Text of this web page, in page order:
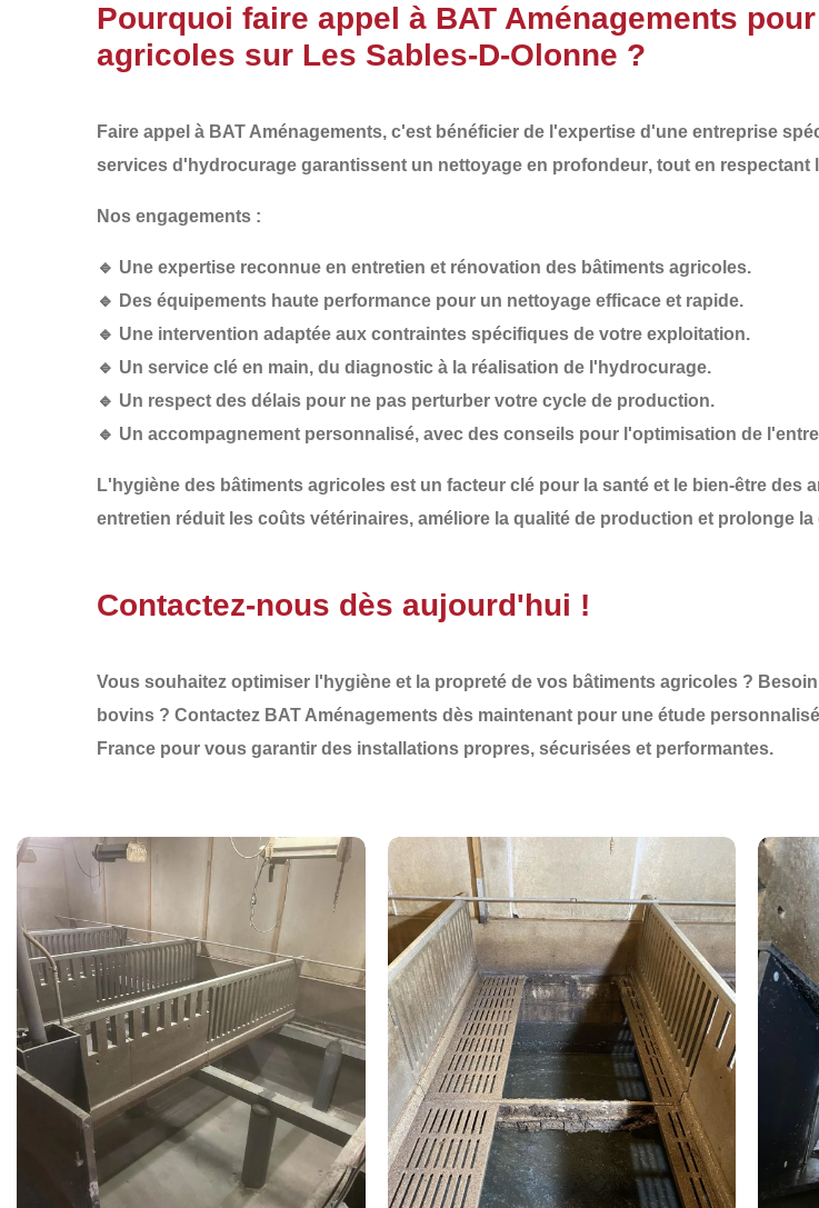
Pourquoi faire appel à BAT Aménagements
agricoles sur Les Sables-D-Olonne ?
Faire appel à BAT Aménagements, c'est bénéficier de l'expertise d'une entreprise
services d'hydrocurage garantissent un nettoyage en profondeur, tout en respectant
Nos engagements :
🔹 Une expertise reconnue en entretien et rénovation des bâtiments agricoles.
🔹 Des équipements haute performance pour un nettoyage efficace et rapide.
🔹 Une intervention adaptée aux contraintes spécifiques de votre exploitation.
🔹 Un service clé en main, du diagnostic à la réalisation de l'hydrocurage.
🔹 Un respect des délais pour ne pas perturber votre cycle de production.
🔹 Un accompagnement personnalisé, avec des conseils pour l'optimisation de
L' hygiène des bâtiments agricoles est un facteur clé pour la santé et le bien-être des
entretien réduit les coûts vétérinaires, améliore la qualité de production et prolonge la
Contactez-nous dès aujourd'hui !
Vous souhaitez optimiser l' hygiène et la propreté de vos bâtiments agricoles ?
bovins ? Contactez BAT Aménagements dès maintenant pour une étude
France pour vous garantir des installations propres, sécurisées et performantes.